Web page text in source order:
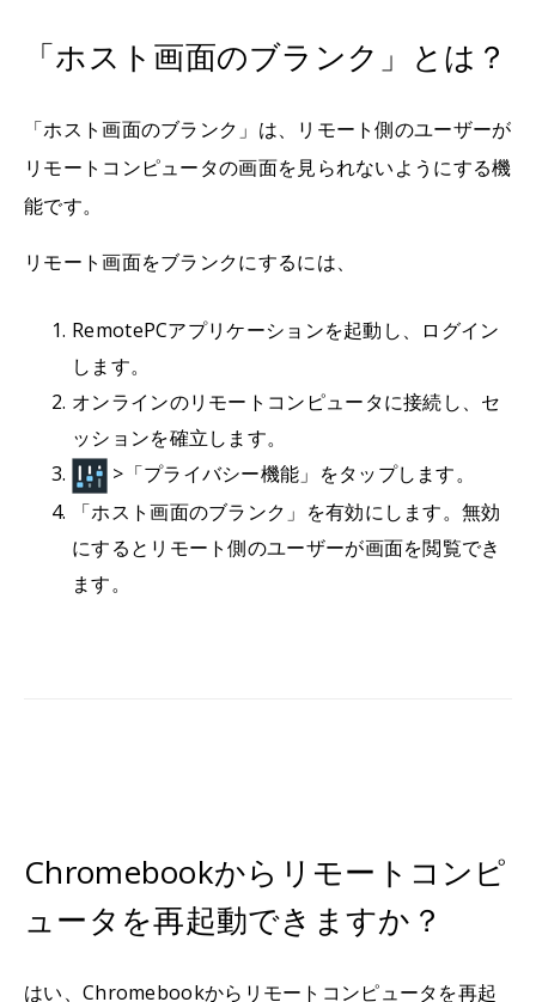
「ホスト画面のブランク」とは？
「ホスト画面のブランク」は、リモート側のユーザーが
リモートコンピュータの画面を見られないようにする機
能です。
リモート画面をブランクにするには、
RemotePCアプリケーションを起動し、ログイン
します。
オンラインのリモートコンピュータに接続し、セ
ッションを確立します。
>「プライバシー機能」をタップします。
「ホスト画面のブランク」を有効にします。無効
にするとリモート側のユーザーが画面を閲覧でき
ます。
Chromebookからリモートコンピ
ュータを再起動できますか？
はい、Chromebookからリモートコンピュータを再起